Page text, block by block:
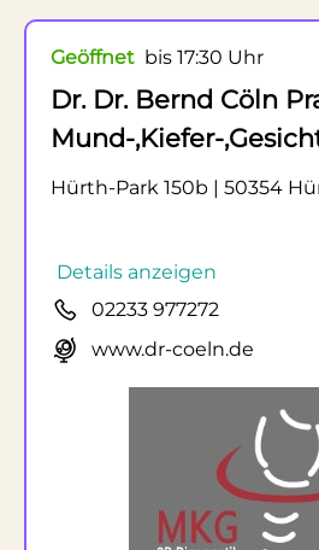
Geöffnet bis 17:30 Uhr
Dr. Dr. Bernd Cöln
Mund-,Kiefer-
Hürth-Park 150b | 50354
Details anzeigen
02233 977272
www.dr-coeln.de